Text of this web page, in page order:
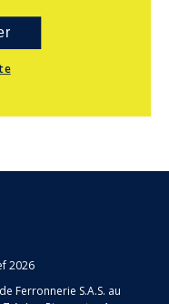
2026
Ferronnerie S.A.S. au